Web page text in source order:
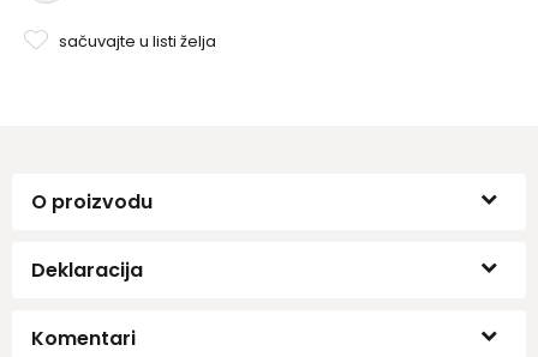
sačuvajte u listi želja
O proizvodu
Deklaracija
Komentari